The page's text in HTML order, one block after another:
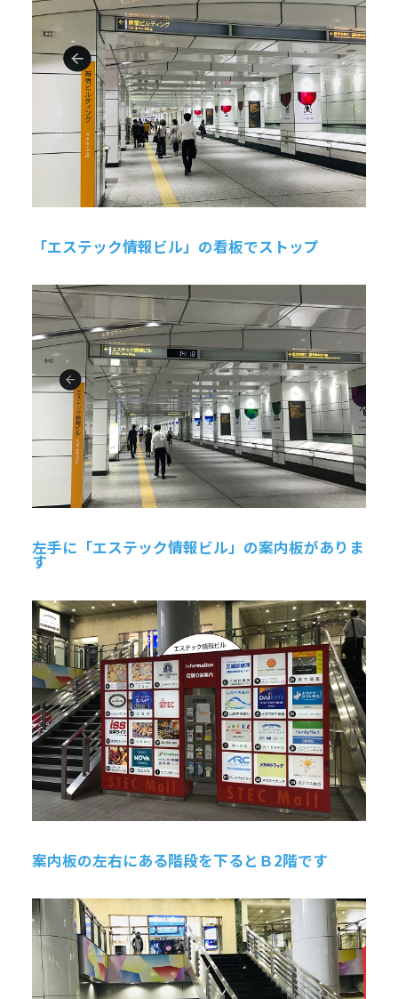
「エステック情報ビル」の看板でストップ
左手に「エステック情報ビル」の案内板がありま
す
案内板の左右にある階段を下るとＢ2階です